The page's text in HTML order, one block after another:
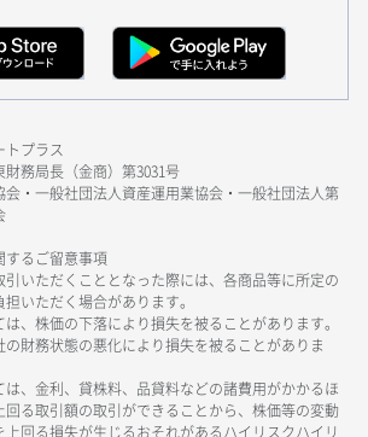
トプラス
務局長（金商）第3031号
会・一般社団法人資産運用業協会・一般社団法人第
するご留意事項
引いただくこととなった際には、各商品等に所定の
いただく場合があります。
は、株価の下落により損失を被ることがあります。
の財務状態の悪化により損失を被ることがありま
は、金利、貸株料、品貸料などの諸費用がかかるほ
回る取引額の取引ができることから、株価等の変動
上回る損失が生じるおそれがあるハイリスクハイリ